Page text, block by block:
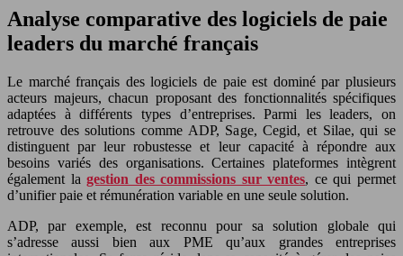
Analyse comparative des logiciels de paie
leaders du marché français
Le marché français des logiciels de paie est dominé par plusieurs
acteurs majeurs, chacun proposant des fonctionnalités spécifiques
adaptées à différents types d’entreprises. Parmi les leaders, on
retrouve des solutions comme ADP, Sage, Cegid, et Silae, qui se
distinguent par leur robustesse et leur capacité à répondre aux
besoins variés des organisations. Certaines plateformes intègrent
également lagestion des commissions sur ventes, ce qui permet
d’unifier paie et rémunération variable en une seule solution.
ADP, par exemple, est reconnu pour sa solution globale qui
s’adresse aussi bien aux PME qu’aux grandes entreprises